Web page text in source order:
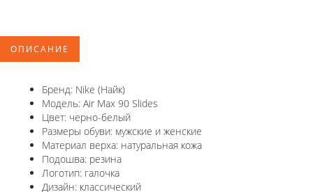
ОПИСАНИЕ
Бренд: Nike (Найк)
Модель: Air Max 90 Slides
Цвет: черно-белый
Размеры обуви: мужские и женские
Материал верха: натуральная кожа
Подошва: резина
Логотип: галочка
Дизайн: классический